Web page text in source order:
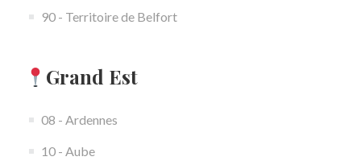
90 - Territoire de Belfort
Grand Est
08 - Ardennes
10 - Aube